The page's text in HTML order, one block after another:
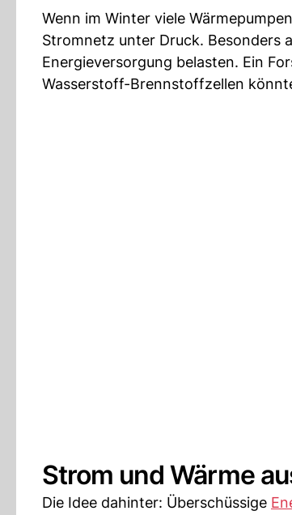
Wenn im Winter viele
Stromnetz unter Druck. Besonders
Energieversorgung belasten. Ein
Wasserstoff-Brennstoffzellen
Strom und Wärme
Die Idee dahinter: Überschüssige